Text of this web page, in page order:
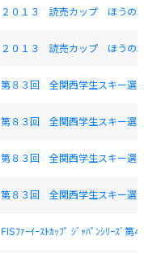
２０１３ 読売カップ ほうの
２０１３ 読売カップ ほうの
第８３回 全関西学生スキー選
第８３回 全関西学生スキー選
第８３回 全関西学生スキー選
第８３回 全関西学生スキー選
FISﾌｧｰｲｰｽﾄｶｯﾌﾟ ｼﾞｬﾊﾟﾝｼﾘｰｽﾞ